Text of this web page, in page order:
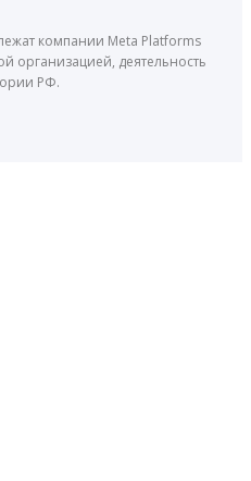
компании Meta Platforms
организацией, деятельность
РФ.